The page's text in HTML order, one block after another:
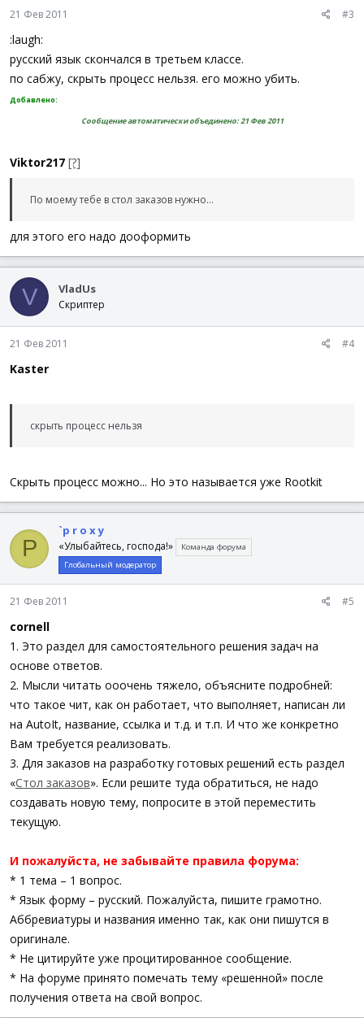
21 Фев 2011 #3
:laugh:
русский язык скончался в третьем классе.
по сабжу, скрыть процесс нельзя. его можно убить.
Добавлено:
Сообщение автоматически объединено:21 Фев 2011
Viktor217 [?]
По моему тебе в стол заказов нужно...
для этого его надо дооформить
V VladUs
Скриптер
21 Фев 2011 #4
Kaster
скрыть процесс нельзя
Скрыть процесс можно... Но это называется уже Rootkit
P
`p r o x y
«Улыбайтесь, господа!»
Команда форума
Глобальный модератор
21 Фев 2011 #5
cornell
1. Это раздел для самостоятельного решения задач на
основе ответов.
2. Мысли читать ооочень тяжело, объясните подробней:
что такое чит, как он работает, что выполняет, написан ли
на AutoIt, название, ссылка и т.д. и т.п. И что же конкретно
Вам требуется реализовать.
3. Для заказов на разработку готовых решений есть раздел
«Стол заказов». Если решите туда обратиться, не надо
создавать новую тему, попросите в этой переместить
текущую.
И пожалуйста, не забывайте правила форума:
* 1 тема – 1 вопрос.
* Язык форму – русский. Пожалуйста, пишите грамотно.
Аббревиатуры и названия именно так, как они пишутся в
оригинале.
* Не цитируйте уже процитированное сообщение.
* На форуме принято помечать тему «решенной» после
получения ответа на свой вопрос.